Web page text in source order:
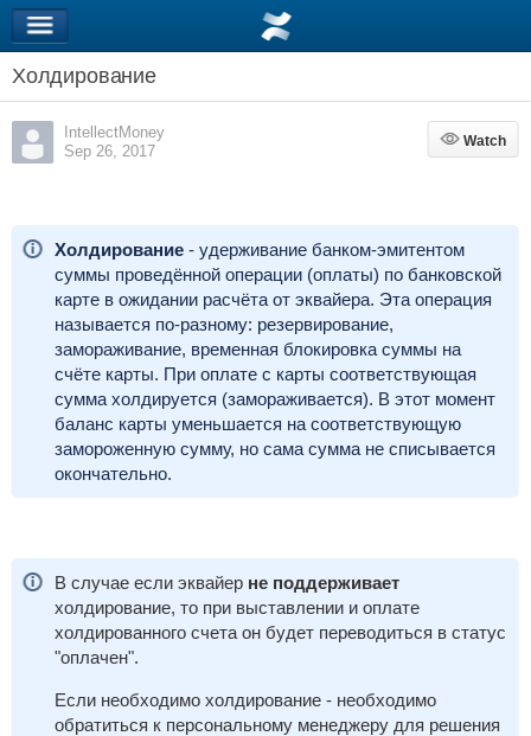
Холдирование
IntellectMoney
Sep 26, 2017
Watch
Watch
Холдирование- удерживание банком-эмитентом
суммы проведённой операции (оплаты) по банковской
карте в ожидании расчёта от эквайера. Эта операция
называется по-разному: резервирование,
замораживание, временная блокировка суммы на
счёте карты. При оплате с карты соответствующая
сумма холдируется (замораживается). В этот момент
баланс карты уменьшается на соответствующую
замороженную сумму, но сама сумма не списывается
окончательно.
В случае если эквайер не поддерживает
холдирование, то при выставлении и оплате
холдированного счета он будет переводиться в статус
"оплачен".
Если необходимо холдирование - необходимо
обратиться к персональному менеджеру для решения